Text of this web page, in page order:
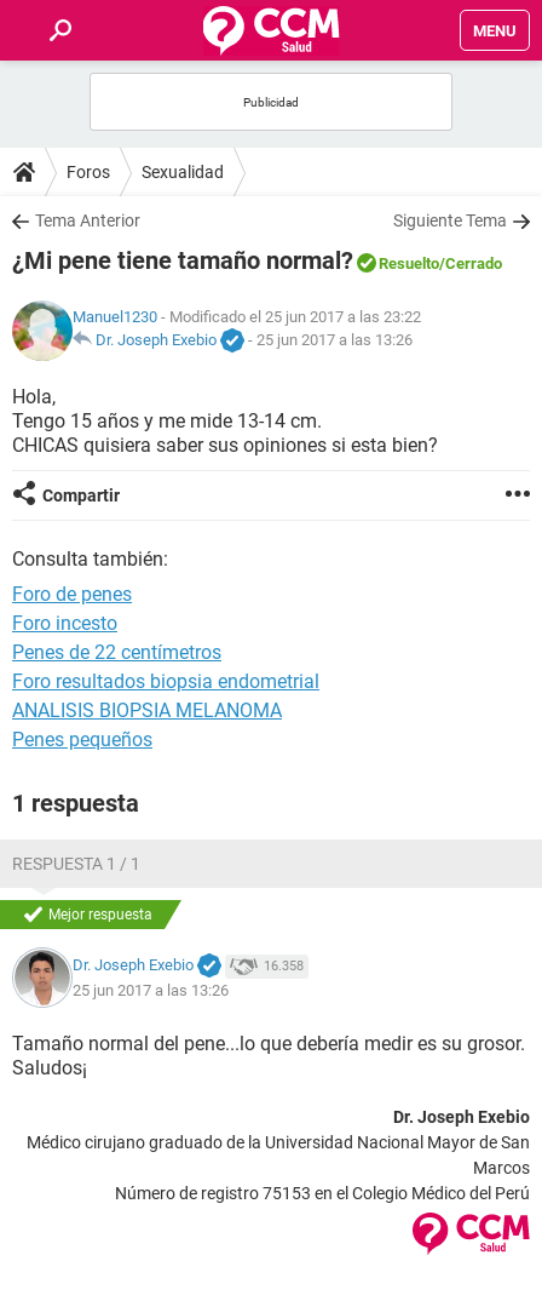
MENU
FOROS
SALUD
FAMILIA
NUTRICIÓN
BIENESTAR
Foros Sexualidad
Tema Anterior Siguiente Tema
¿Mi pene tiene tamaño normal? Resuelto/Cerrado
Manuel1230 - Modificado el 25 jun 2017 a las 23:22
Dr. Joseph Exebio
- 25 jun 2017 a las 13:26
Hola,
Tengo 15 años y me mide 13-14 cm.
CHICAS quisiera saber sus opiniones si esta bien?
Compartir
Consulta también:
Foro de penes
Foro incesto
Penes de 22 centímetros
Foro resultados biopsia endometrial
ANALISIS BIOPSIA MELANOMA
Penes pequeños
1 respuesta
RESPUESTA 1 / 1
Mejor respuesta
Dr. Joseph Exebio 16.358
25 jun 2017 a las 13:26
Tamaño normal del pene...lo que debería medir es su grosor.
Saludos¡
Dr. Joseph Exebio
Médico cirujano graduado de la Universidad Nacional Mayor de San
Marcos
Número de registro 75153 en el Colegio Médico del Perú